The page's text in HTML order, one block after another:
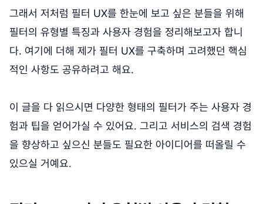
그래서 저처럼 필터 UX를 한눈에 보고 싶은 분들을 위해
필터의 유형별 특징과 사용자 경험을 정리해보고자 합니
다. 여기에 더해 제가 필터 UX를 구축하며 고려했던 핵심
적인 사항도 공유하려고 해요.
이 글을 다 읽으시면 다양한 형태의 필터가 주는 사용자 경
험과 팁을 얻어가실 수 있어요. 그리고 서비스의 검색 경험
을 향상하고 싶으신 분들도 필요한 아이디어를 떠올릴 수
있으실 거예요.